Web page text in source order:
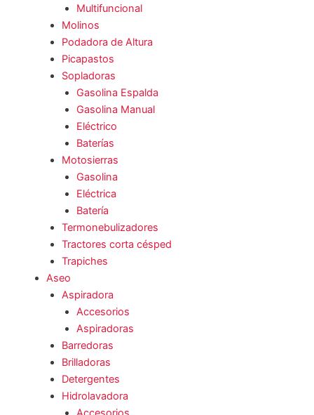
Multifuncional
Molinos
Podadora de Altura
Picapastos
Sopladoras
Gasolina Espalda
Gasolina Manual
Eléctrico
Baterías
Motosierras
Gasolina
Eléctrica
Batería
Termonebulizadores
Tractores corta césped
Trapiches
Aseo
Aspiradora
Accesorios
Aspiradoras
Barredoras
Brilladoras
Detergentes
Hidrolavadora